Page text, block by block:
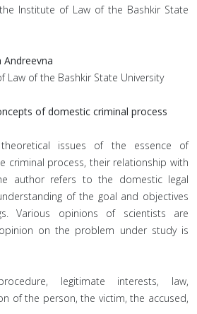
Institute of Law of the Bashkir State
Andreevna
Law of the Bashkir State University
of domestic criminal process
issues of the essence of
criminal process, their relationship with
author refers to the domestic legal
of the goal and objectives
Various opinions of scientists are
on the problem under study is
legitimate interests, law,
of the person, the victim, the accused,